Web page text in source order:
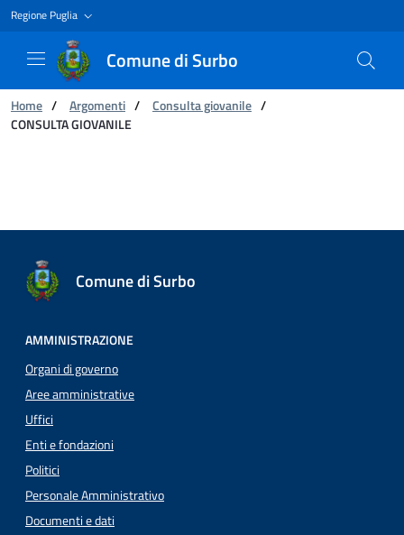
Regione Puglia
Comune di Surbo
Ti trovi in:
Home / Argomenti / Consulta giovanile /
CONSULTA GIOVANILE
Comune di Surbo
AMMINISTRAZIONE
Organi di governo
Aree amministrative
Uffici
Enti e fondazioni
Politici
Personale Amministrativo
Documenti e dati